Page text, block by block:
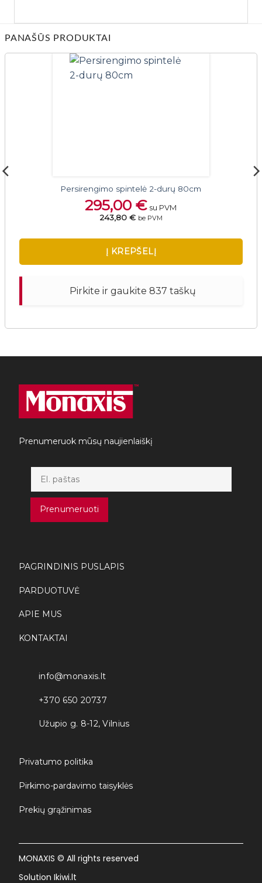
PANAŠŪS PRODUKTAI
Persirengimo spintelė 2-durų 80cm
295,00€ su PVM
243,80 € be PVM
Į KREPŠELĮ
Pirkite ir gaukite 837 taškų
Prenumeruok mūsų naujienlaiškį
Prenumeruoti
PAGRINDINIS PUSLAPIS
PARDUOTUVĖ
APIE MUS
KONTAKTAI
info@monaxis.lt
+370 650 20737
Užupio g. 8-12, Vilnius
Privatumo politika
Pirkimo-pardavimo taisyklės
Prekių grąžinimas
MONAXIS © All rights reserved
Solution Ikiwi.lt